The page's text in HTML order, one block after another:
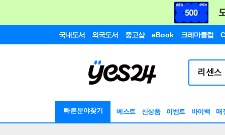
국내도서 외국도서 중고샵 eBook 크레마클럽
빠른분야찾기 베스트 신상품 이벤트 바이백 매